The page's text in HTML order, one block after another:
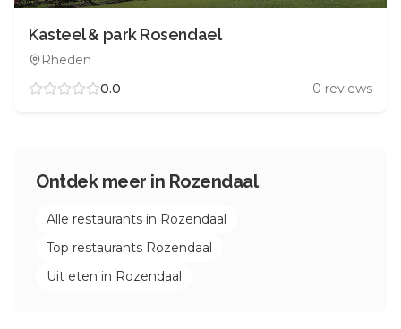
Kasteel & park Rosendael
Rheden
0.0
0 reviews
Ontdek meer in Rozendaal
Alle restaurants in Rozendaal
Top restaurants Rozendaal
Uit eten in Rozendaal